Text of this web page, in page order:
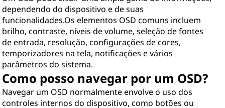
dependendo do dispositivo e de suas
funcionalidades.Os elementos OSD comuns incluem
brilho, contraste, níveis de volume, seleção de fontes
de entrada, resolução, configurações de cores,
temporizadores na tela, notificações e vários
parâmetros do sistema.
Como posso navegar por um OSD?
Navegar um OSD normalmente envolve o uso dos
controles internos do dispositivo, como botões ou